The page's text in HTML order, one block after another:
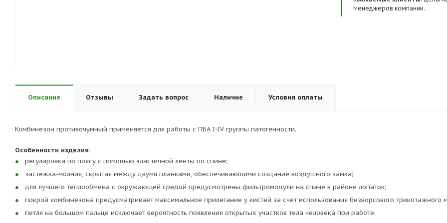
менеджеров компании.
Описание Отзывы Задать вопрос Наличие Условия оплаты
Комбинезон противочумный применяется для работы с ПБА I-IV группы патогенности.
Особенности изделия:
регулировка по поясу с помощью эластичной ленты по спине;
застежка-молния, скрытая между двумя планками, обеспечивающими создание воздушного замка;
для лучшего теплообмена с окружающей средой предусмотрены фильтромодули на спине в районе лопаток;
покрой комбинезона предусматривает максимальное прилегание у кистей за счет использования безворсового трикотажного
петля на большом пальце исключает вероятность появления открытых участков тела человека при работе;